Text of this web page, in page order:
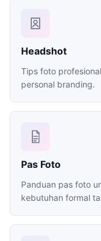
Headshot
Tips foto
personal branding.
Pas Foto
Panduan pas foto
kebutuhan formal